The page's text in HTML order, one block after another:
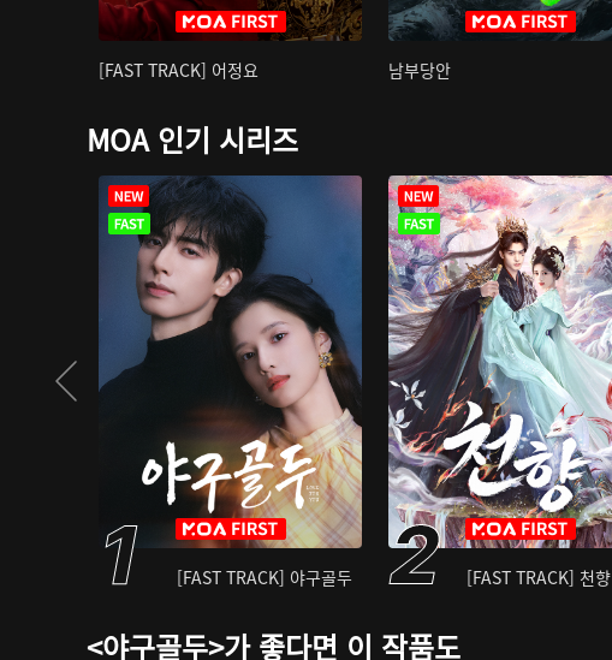
[FAST TRACK] 어정요 남부당안
MOA 인기 시리즈
[FAST TRACK] 야구골두 [FAST TRACK] 천향
<야구골두>가 좋다면 이 작품도